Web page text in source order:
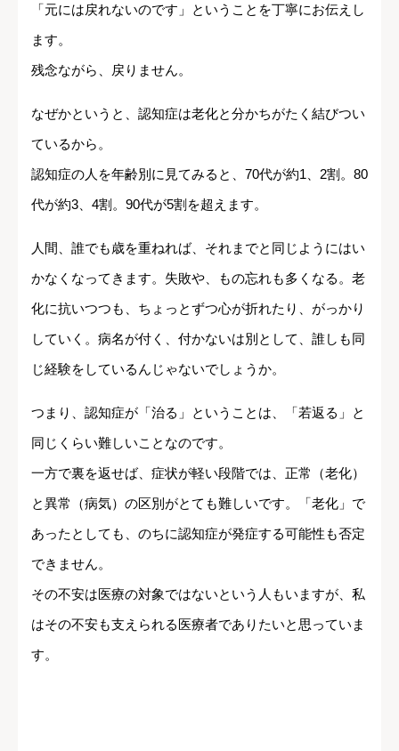
「元には戻れないのです」ということを丁寧にお伝えし
ます。
残念ながら、戻りません。
なぜかというと、認知症は老化と分かちがたく結びつい
ているから。
認知症の人を年齢別に見てみると、70代が約1、2割。80
代が約3、4割。90代が5割を超えます。
人間、誰でも歳を重ねれば、それまでと同じようにはい
かなくなってきます。失敗や、もの忘れも多くなる。老
化に抗いつつも、ちょっとずつ心が折れたり、がっかり
していく。病名が付く、付かないは別として、誰しも同
じ経験をしているんじゃないでしょうか。
つまり、認知症が「治る」ということは、「若返る」と
同じくらい難しいことなのです。
一方で裏を返せば、症状が軽い段階では、正常（老化）
と異常（病気）の区別がとても難しいです。「老化」で
あったとしても、のちに認知症が発症する可能性も否定
できません。
その不安は医療の対象ではないという人もいますが、私
はその不安も支えられる医療者でありたいと思っていま
す。